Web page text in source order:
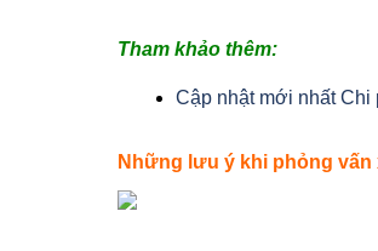
Tham khảo thêm:
Cập nhật mới nhất
Những lưu ý khi phỏng vấn